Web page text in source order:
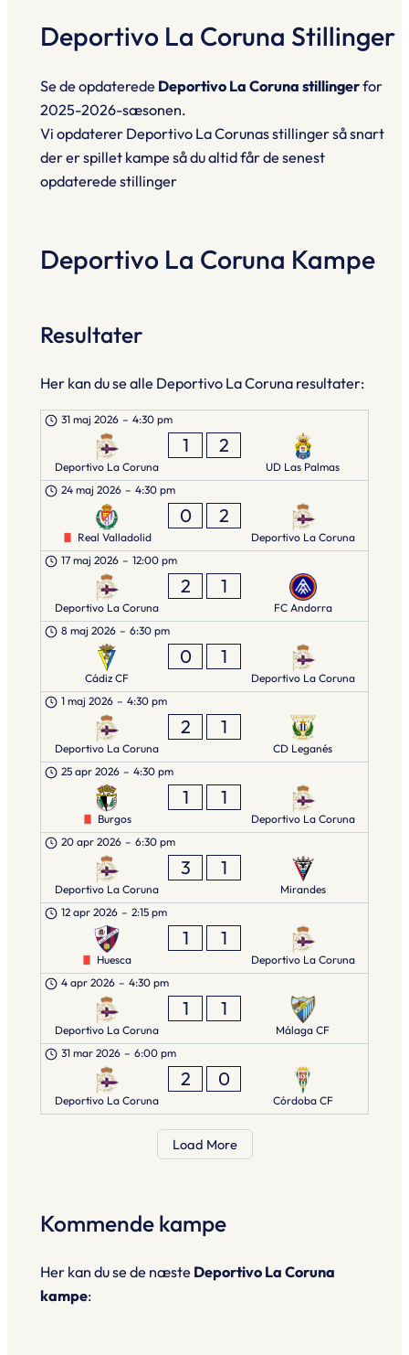
Deportivo La Coruna Stillinger
Se de opdaterede Deportivo La Coruna stillingerfor
2025-2026-sæsonen.
Vi opdaterer Deportivo La Corunas stillinger så snart
der er spillet kampe så du altid får de senest
opdaterede stillinger
Deportivo La Coruna Kampe
Resultater
Her kan du se alle Deportivo La Coruna resultater:
31 maj 2026 – 4:30 pm
Deportivo La Coruna
1 2
UD Las Palmas
24 maj 2026 – 4:30 pm
Real Valladolid
0 2
Deportivo La Coruna
17 maj 2026 – 12:00 pm
Deportivo La Coruna
2 1
FC Andorra
8 maj 2026 – 6:30 pm
Cádiz CF
0 1
Deportivo La Coruna
1 maj 2026 – 4:30 pm
Deportivo La Coruna
2 1
CD Leganés
25 apr 2026 – 4:30 pm
Burgos
1 1
Deportivo La Coruna
20 apr 2026 – 6:30 pm
Deportivo La Coruna
3 1
Mirandes
12 apr 2026 – 2:15 pm
Huesca
1 1
Deportivo La Coruna
4 apr 2026 – 4:30 pm
Deportivo La Coruna
1 1
Málaga CF
31 mar 2026 – 6:00 pm
Deportivo La Coruna
2 0
Córdoba CF
Load More
Kommende kampe
Her kan du se de næste Deportivo La Coruna
kampe: